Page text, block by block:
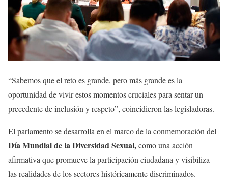
“Sabemos que el reto es grande, pero más grande es la
oportunidad de vivir estos momentos cruciales para sentar un
precedente de inclusión y respeto”, coincidieron las legisladoras.
El parlamento se desarrolla en el marco de la conmemoración del
Día Mundial de la Diversidad Sexual,como una acción
afirmativa que promueve la participación ciudadana y visibiliza
las realidades de los sectores históricamente discriminados.